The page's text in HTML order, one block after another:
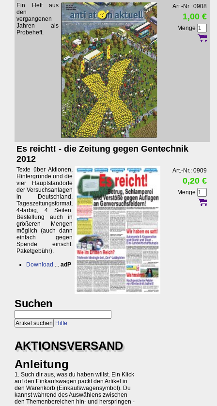
Ein Heft aus
den
vergangenen
Jahren als
Probeheft.
Art.-Nr.: 0908
1,00 €
Menge
Es reicht! - die Zeitung gegen Gentechnik
2012
Texte über Aktionen,
Hintergründe und die
vier Hauptstandorte
der Versuchsanlagen
in Deutschland.
Tageszeitungsformat,
4-farbig, 4 Seiten.
Bestellung auch in
größeren Mengen
möglich (auch dann
einfach gegen
Spende einschl.
Paketgebühr).
Download ... adP
Art.-Nr.: 0909
0,20 €
Menge
Suchen
Hilfe
AKTIONSVERSAND
Anleitung
1. Such dir aus, was du haben willst. Ein Klick
auf den Einkaufswagen packt den Artikel in
den Warenkorb (Einkaufswagensymbol). Du
kannst während des Auswählens zwischen
den Themenbereichen hin- und herspringen -